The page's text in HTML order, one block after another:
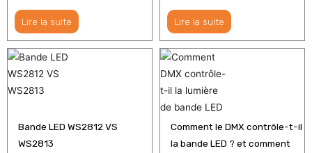
Lire la suite Lire la suite
Bande LED WS2812 VS
WS2813
Comment le DMX contrôle-t-il
la bande LED ? et comment